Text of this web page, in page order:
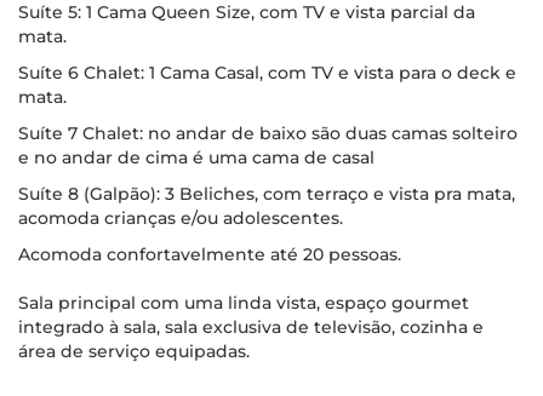
Suíte 5: 1 Cama Queen Size, com TV e vista parcial da
mata.
Suíte 6 Chalet: 1 Cama Casal, com TV e vista para o deck e
mata.
Suíte 7 Chalet: no andar de baixo são duas camas solteiro
e no andar de cima é uma cama de casal
Suíte 8 (Galpão): 3 Beliches, com terraço e vista pra mata,
acomoda crianças e/ou adolescentes.
Acomoda confortavelmente até 20 pessoas.
Sala principal com uma linda vista, espaço gourmet
integrado à sala, sala exclusiva de televisão, cozinha e
área de serviço equipadas.